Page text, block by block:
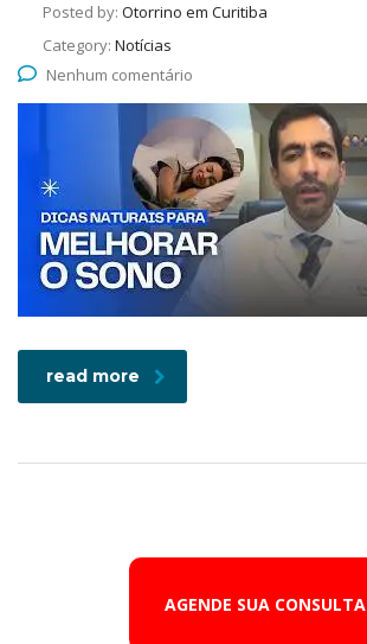
Posted by: Otorrino em Curitiba
Category: Notícias
Nenhum comentário
read more
AGENDE SUA CONSULTA